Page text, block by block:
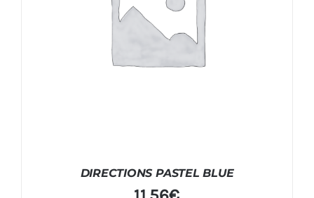
DIRECTIONS PASTEL BLUE